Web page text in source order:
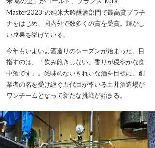
Master2023”の純米大吟醸酒部門で最高賞プラチ
ナをはじめ、国内外で数多くの賞を受賞。輝かし
い成果を挙げている。
今年もいよいよ酒造りのシーズンが始まった。目
指すのは、「飲み飽きしない、香りが穏やかな食
中酒です」。雑味のないきれいな酒を目標に、創
業者の名を受け継ぐ五代目が率いる土井酒造場が
ワンチームとなって新たな挑戦が始まる。